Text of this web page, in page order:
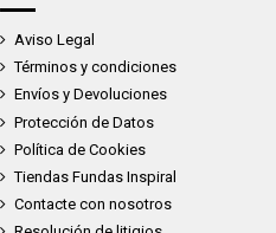
Aviso Legal
Términos y condiciones
Envíos y Devoluciones
Protección de Datos
Política de Cookies
Tiendas Fundas Inspiral
Contacte con nosotros